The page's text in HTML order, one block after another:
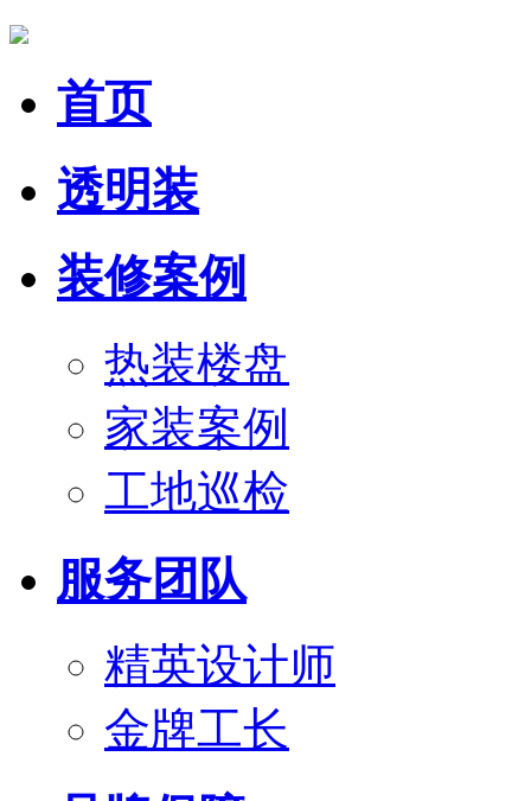
首页
透明装
装修案例
热装楼盘
家装案例
工地巡检
服务团队
精英设计师
金牌工长